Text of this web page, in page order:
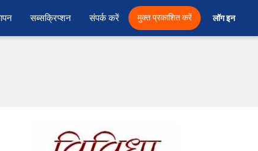
सब्सक्रिप्शन संपर्क करें मुक्त प्रकाशित करें लॉग इन